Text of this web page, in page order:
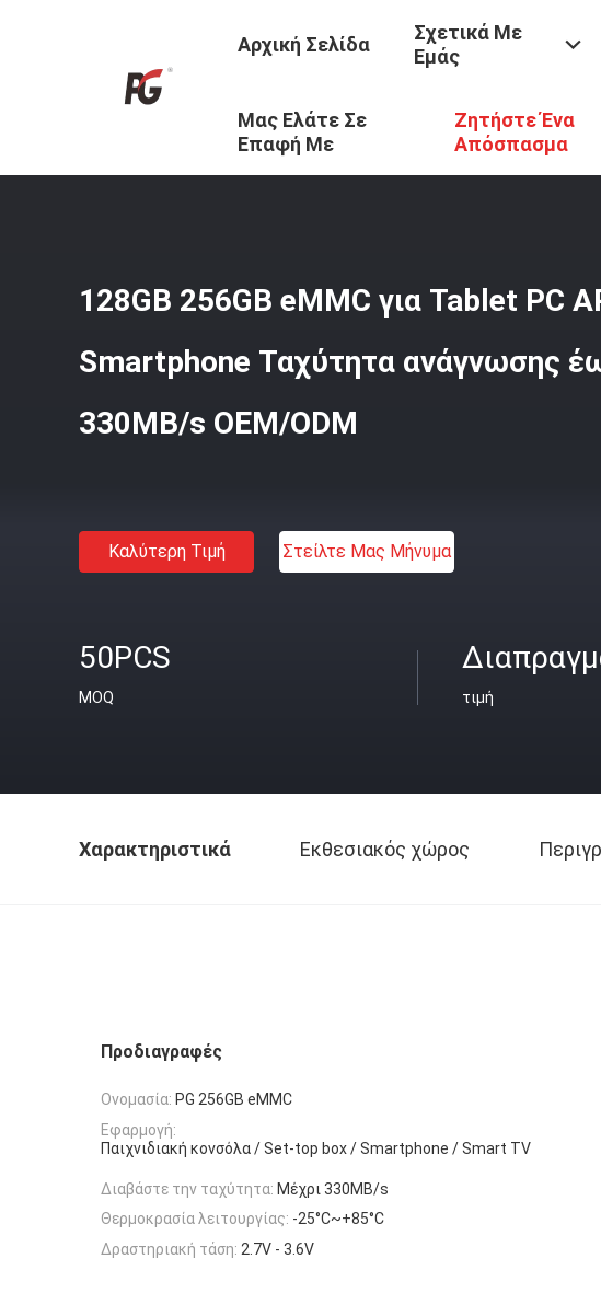
Αρχική Σελίδα
Σχετικά Με
Εμάς
Μας Ελάτε Σε
Επαφή Με
Ζητήστε Ένα
Απόσπασμα
Προϊόντα / ΕΜΜΚ5.1 / 128GB 256GB EMMC Για
128GB 256GB eMMC για Tablet PC
Smartphone Ταχύτητα ανάγνωσης
330MB/s OEM/ODM
Καλύτερη Τιμή Στείλτε Μας Μήνυμα
50PCS
MOQ τιμή
Χαρακτηριστικά Εκθεσιακός χώρος
Προδιαγραφές
Ονομασία: PG 256GB eMMC
Εφαρμογή:
Παιχνιδιακή κονσόλα / Set-top box / Smartphone / Smart TV
Διαβάστε την ταχύτητα: Μέχρι 330MB/s
Θερμοκρασία λειτουργίας: -25°C~+85°C
Δραστηριακή τάση: 2.7V - 3.6V